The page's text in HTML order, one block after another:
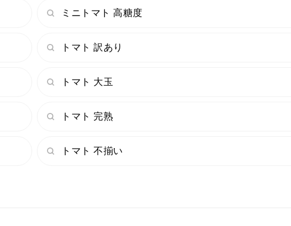
ミニトマト 高糖度
トマト 訳あり
トマト 大玉
トマト 完熟
トマト 不揃い